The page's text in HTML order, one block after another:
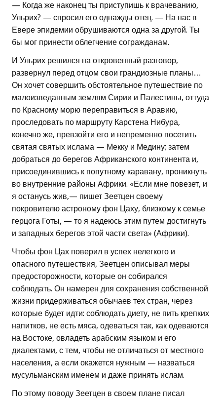
— Когда же наконец ты приступишь к врачеванию,
Ульрих? — спросил его однажды отец. — На нас в
Евере эпидемии обрушиваются одна за другой. Ты
бы мог принести облегчение согражданам.
И Ульрих решился на откровенный разговор,
развернул перед отцом свои грандиозные планы…
Он хочет совершить обстоятельное путешествие по
малоизведанным землям Сирии и Палестины, оттуда
по Красному морю переправиться в Аравию,
проследовать по маршруту Карстена Нибура,
конечно же, превзойти его и непременно посетить
святая святых ислама — Мекку и Медину; затем
добраться до берегов Африканского континента и,
присоединившись к попутному каравану, проникнуть
во внутренние районы Африки. «Если мне повезет, и
я останусь жив,— пишет Зеетцен своему
покровителю астроному фон Цаху, близкому к семье
герцога Готы, — то я надеюсь этим путем достигнуть
и западных берегов этой части света» (Африки).
Чтобы фон Цах поверил в успех нелегкого и
опасного путешествия, Зеетцен описывал меры
предосторожности, которые он собирался
соблюдать. Он намерен для сохранения собственной
жизни придерживаться обычаев тех стран, через
которые будет идти: соблюдать диету, не пить крепких
напитков, не есть мяса, одеваться так, как одеваются
на Востоке, овладеть арабским языком и его
диалектами, с тем, чтобы не отличаться от местного
населения, а если окажется нужным — назваться
мусульманским именем и даже принять ислам.
По этому поводу Зеетцен в своем плане писал